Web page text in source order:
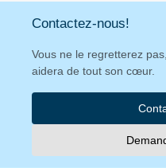
Contactez-nous!
Vous ne le regretterez
aidera de tout son cœur.